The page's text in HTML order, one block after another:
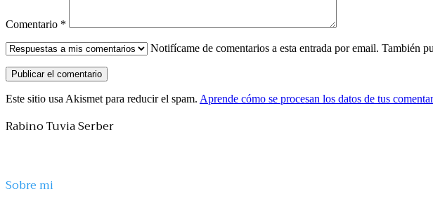
Comentario *
Notifícame de comentarios a esta entrada por email. También
Este sitio usa Akismet para reducir el spam. Aprende cómo se procesan los datos de tus
Rabino Tuvia Serber
Sobre mi